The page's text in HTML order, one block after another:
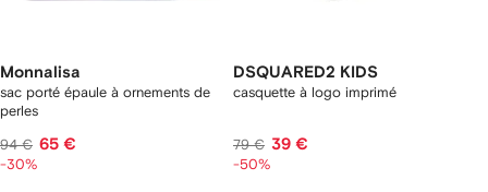
Monnalisa
sac porté épaule à ornements de
perles
94 € 65 €
-30%
DSQUARED2 KIDS
casquette à logo imprimé
79 € 39 €
-50%